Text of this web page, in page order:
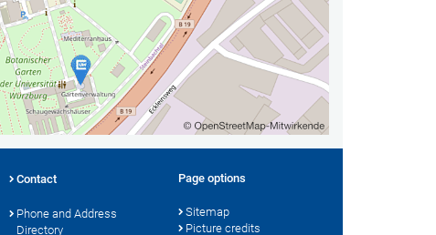
Contact
Phone and Address
Directory
Page options
Sitemap
Picture credits